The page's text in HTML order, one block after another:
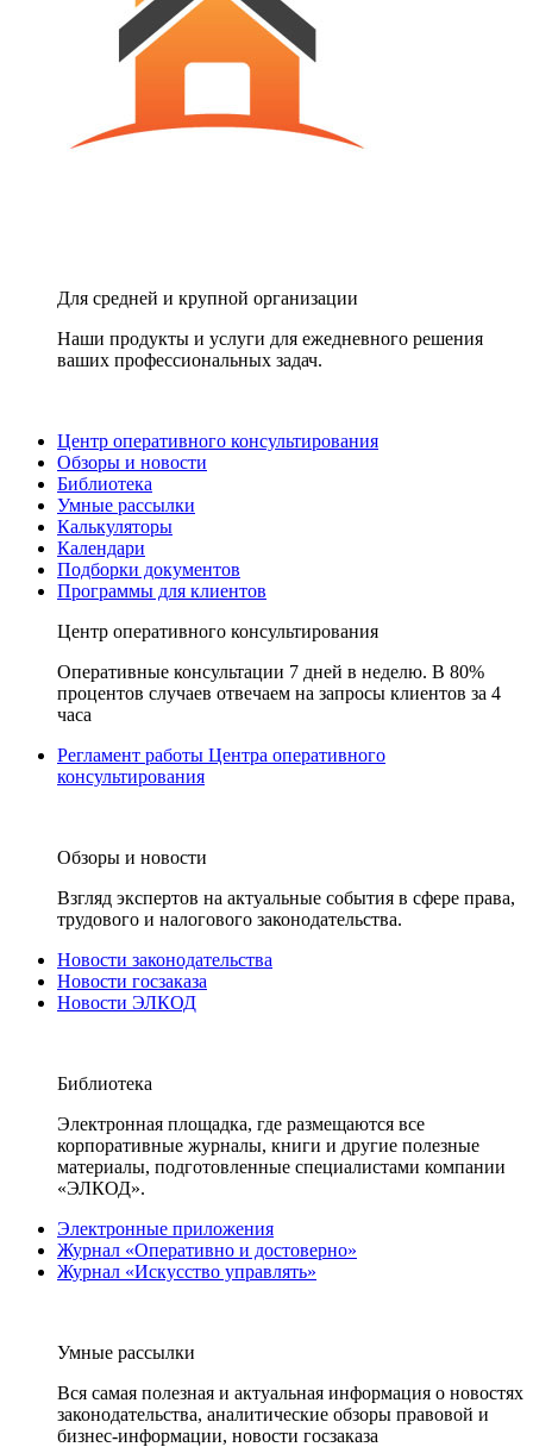
Для средней и крупной организации
Наши продукты и услуги для ежедневного решения
ваших профессиональных задач.
Центр оперативного консультирования
Обзоры и новости
Библиотека
Умные рассылки
Калькуляторы
Календари
Подборки документов
Программы для клиентов
Центр оперативного консультирования
Оперативные консультации 7 дней в неделю. В 80%
процентов случаев отвечаем на запросы клиентов за 4
часа
Регламент работы Центра оперативного
консультирования
Обзоры и новости
Взгляд экспертов на актуальные события в сфере права,
трудового и налогового законодательства.
Новости законодательства
Новости госзаказа
Новости ЭЛКОД
Библиотека
Электронная площадка, где размещаются все
корпоративные журналы, книги и другие полезные
материалы, подготовленные специалистами компании
«ЭЛКОД».
Электронные приложения
Журнал «Оперативно и достоверно»
Журнал «Искусство управлять»
Умные рассылки
Вся самая полезная и актуальная информация о новостях
законодательства, аналитические обзоры правовой и
бизнес-информации, новости госзаказа